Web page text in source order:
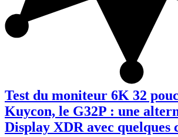
Test du moniteur 6K 32
Kuycon, le G32P : une
Display XDR avec quelques